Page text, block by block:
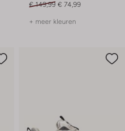
€ 149,99 € 74,99
+ meer kleuren